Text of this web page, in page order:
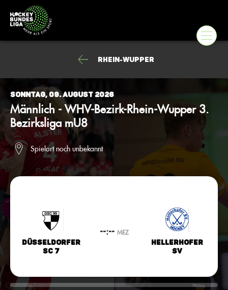
Rhein-Wupper
Sonntag, 09. August 2026
Männlich - WHV-Bezirk-Rhein-Wupper 3.
Bezirksliga mU8
Spielort noch unbekannt
Düsseldorfer
SC 7
--:-- MEZ
Hellerhofer
SV